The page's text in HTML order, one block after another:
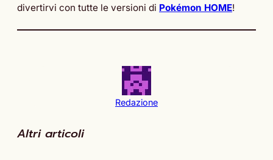
divertirvi con tutte le versioni di Pokémon HOME!
Redazione
Altri articoli